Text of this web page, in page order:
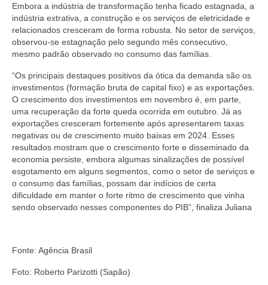
Embora a indústria de transformação tenha ficado estagnada, a
indústria extrativa, a construção e os serviços de eletricidade e
relacionados cresceram de forma robusta. No setor de serviços,
observou-se estagnação pelo segundo mês consecutivo,
mesmo padrão observado no consumo das famílias.
“Os principais destaques positivos da ótica da demanda são os
investimentos (formação bruta de capital fixo) e as exportações.
O crescimento dos investimentos em novembro é, em parte,
uma recuperação da forte queda ocorrida em outubro. Já as
exportações cresceram fortemente após apresentarem taxas
negativas ou de crescimento muito baixas em 2024. Esses
resultados mostram que o crescimento forte e disseminado da
economia persiste, embora algumas sinalizações de possível
esgotamento em alguns segmentos, como o setor de serviços e
o consumo das famílias, possam dar indícios de certa
dificuldade em manter o forte ritmo de crescimento que vinha
sendo observado nesses componentes do PIB”, finaliza Juliana
Fonte: Agência Brasil
Foto: Roberto Parizotti (Sapão)